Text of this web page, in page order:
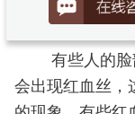
有些人的脸部
会出现红血丝，